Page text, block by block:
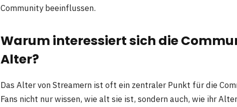
Community beeinflussen.
Warum interessiert sich die
Alter?
Das Alter von Streamern ist oft ein zentraler Punkt für die
Fans nicht nur wissen, wie alt sie ist, sondern auch, wie ihr